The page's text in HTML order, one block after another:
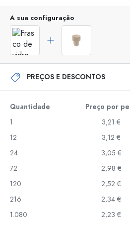
A sua configuração
PREÇOS E DESCONTOS
Quantidade Preço por
1
3,21 €
12
3,12 €
24
3,05 €
72
2,98 €
120
2,52 €
216
2,34 €
1.080
2,23 €